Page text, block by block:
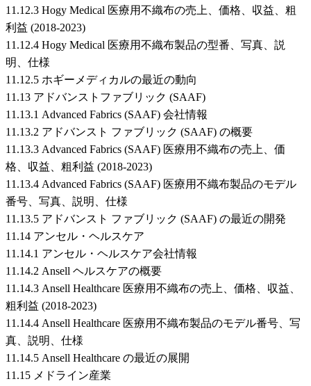
11.12.3 Hogy Medical 医療用不織布の売上、価格、収益、粗
利益 (2018-2023)
11.12.4 Hogy Medical 医療用不織布製品の型番、写真、説
明、仕様
11.12.5 ホギーメディカルの最近の動向
11.13 アドバンストファブリック (SAAF)
11.13.1 Advanced Fabrics (SAAF) 会社情報
11.13.2 アドバンスト ファブリック (SAAF) の概要
11.13.3 Advanced Fabrics (SAAF) 医療用不織布の売上、価
格、収益、粗利益 (2018-2023)
11.13.4 Advanced Fabrics (SAAF) 医療用不織布製品のモデル
番号、写真、説明、仕様
11.13.5 アドバンスト ファブリック (SAAF) の最近の開発
11.14 アンセル・ヘルスケア
11.14.1 アンセル・ヘルスケア会社情報
11.14.2 Ansell ヘルスケアの概要
11.14.3 Ansell Healthcare 医療用不織布の売上、価格、収益、
粗利益 (2018-2023)
11.14.4 Ansell Healthcare 医療用不織布製品のモデル番号、写
真、説明、仕様
11.14.5 Ansell Healthcare の最近の展開
11.15 メドライン産業